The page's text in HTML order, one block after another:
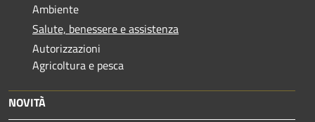
Ambiente
Salute, benessere e assistenza
Autorizzazioni
Agricoltura e pesca
NOVITÀ